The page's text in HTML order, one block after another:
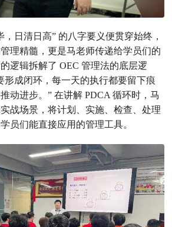
日清日高” 的八字要义便贯穿始终，
理精髓，更是马老师传递给学员们的
逻辑拆解了 OEC 管理法的底层逻
形成闭环，每一天的执行都要留下痕
动进步。” 在讲解 PDCA 循环时，马
战场景，将计划、实施、检查、处理
员们能直接应用的管理工具。